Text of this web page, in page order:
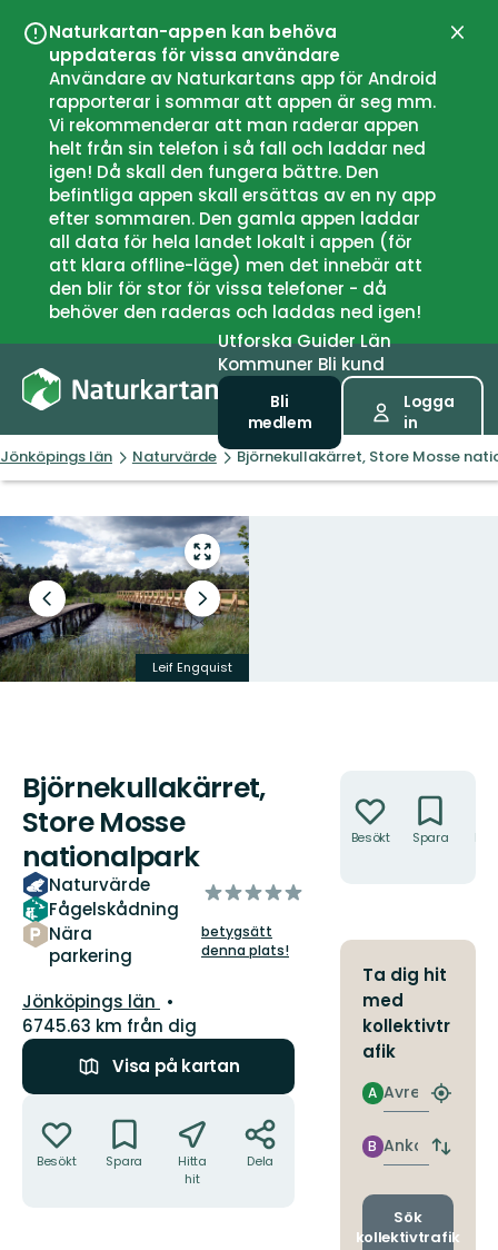
Naturkartan-appen kan behöva
uppdateras för vissa användare
Användare av Naturkartans app för Android
rapporterar i sommar att appen är seg mm.
Vi rekommenderar att man raderar appen
helt från sin telefon i så fall och laddar ned
igen! Då skall den fungera bättre. Den
befintliga appen skall ersättas av en ny app
efter sommaren. Den gamla appen laddar
all data för hela landet lokalt i appen (för
att klara offline-läge) men det innebär att
den blir för stor för vissa telefoner - då
behöver den raderas och laddas ned igen!
UtforskaGuiderLän
Kommuner Bli kund
Bli
medlem
Logga
in
Jönköpings län Naturvärde Björnekullakärret, Store Mosse
Gå
till
helskärmsläge
Föregående
bild
Nästa
bildspel
Leif Engquist
Björnekullakärret,
Store Mosse
nationalpark
Naturvärde
Fågelskådning
Nära
parkering
av
stjärnor
betygsätt
denna plats!
Län:
Jönköpings län
6745.63 km från dig
Visa på kartan
Besökt Spara
Hitta
hit
Dela
Besökt Spara
Ta dig hit
med
kollektivtr
afik
Avresa
A
Hitta
Ankomst
B
Byt
och
Sök
kollektivtrafik